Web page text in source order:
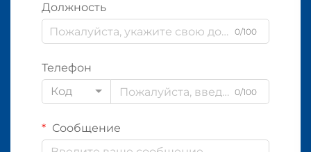
Должность
0/100
Телефон
Код
0/100
Сообщение